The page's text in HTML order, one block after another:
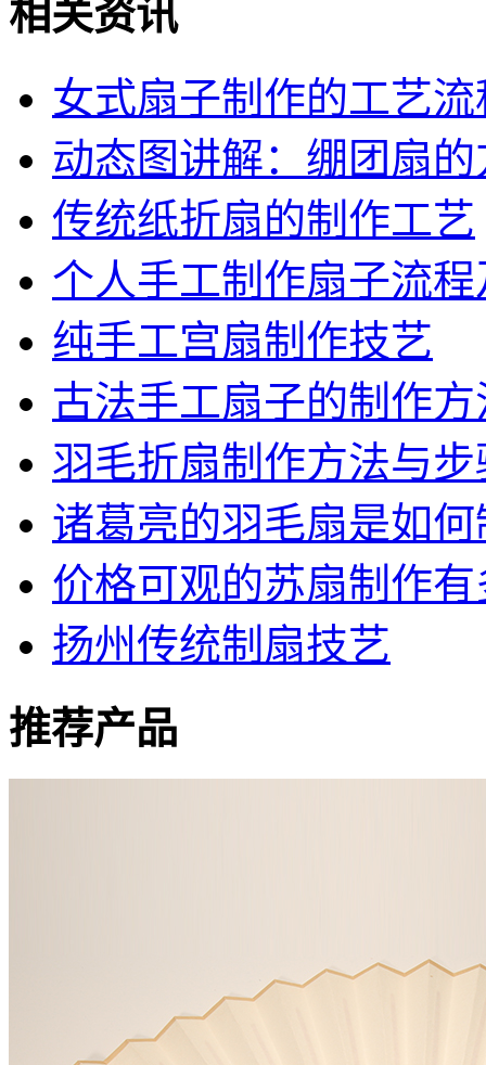
相关资讯
女式扇子制作的工艺流
动态图讲解：绷团扇的
传统纸折扇的制作工艺
个人手工制作扇子流
纯手工宫扇制作技艺
古法手工扇子的制作方
羽毛折扇制作方法与步
诸葛亮的羽毛扇是如
价格可观的苏扇制作
扬州传统制扇技艺
推荐产品